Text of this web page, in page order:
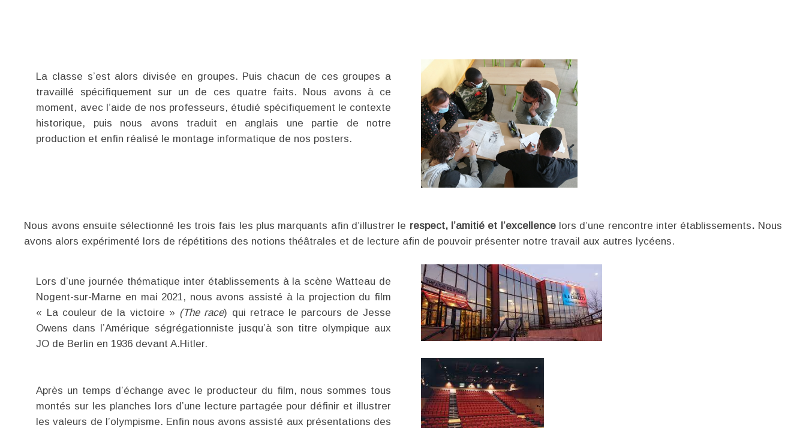
La classe s’est alors divisée en groupes. Puis chacun de ces groupes a
travaillé spécifiquement sur un de ces quatre faits. Nous avons à ce
moment, avec l’aide de nos professeurs, étudié spécifiquement le contexte
historique, puis nous avons traduit en anglais une partie de notre
production et enfin réalisé le montage informatique de nos posters.
Nous avons ensuite sélectionné les trois fais les plus marquants afin d’illustrer le respect, l’amitié et l’excellence lors d’une rencontre inter établissements. Nous
avons alors expérimenté lors de répétitions des notions théâtrales et de lecture afin de pouvoir présenter notre travail aux autres lycéens.
Lors d’une journée thématique inter établissements à la scène Watteau de
Nogent-sur-Marne en mai 2021, nous avons assisté à la projection du film
« La couleur de la victoire » (The race) qui retrace le parcours de Jesse
Owens dans l’Amérique ségrégationniste jusqu’à son titre olympique aux
JO de Berlin en 1936 devant A.Hitler.
Après un temps d’échange avec le producteur du film, nous sommes tous
montés sur les planches lors d’une lecture partagée pour définir et illustrer
les valeurs de l’olympisme. Enfin nous avons assisté aux présentations des